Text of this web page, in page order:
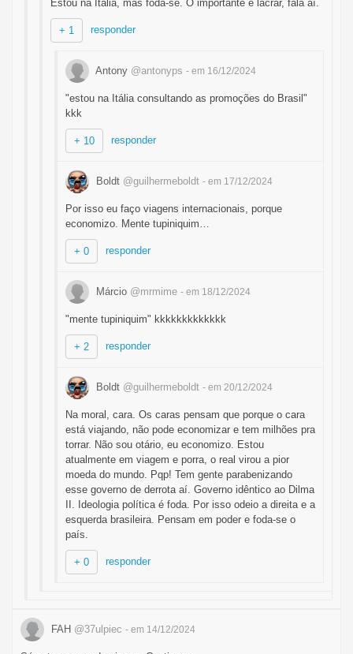
Estou na Itália, mas foda-se. O importante é lacrar, fala aí.
+ 1 responder
Antony @antonyps - em 16/12/2024
"estou na Itália consultando as promoções do Brasil"
kkk
+ 10 responder
Boldt @guilhermeboldt - em 17/12/2024
Por isso eu faço viagens internacionais, porque
economizo. Mente tupiniquim…
+ 0 responder
Márcio @mrmime - em 18/12/2024
"mente tupiniquim" kkkkkkkkkkkkk
+ 2 responder
Boldt @guilhermeboldt - em 20/12/2024
Na moral, cara. Os caras pensam que porque o cara
está viajando, não pode economizar e tem milhões pra
torrar. Não sou otário, eu economizo. Estou
atualmente em viagem e porra, o real virou a pior
moeda do mundo. Pqp! Tem gente parabenizando
esse governo de derrota aí. Governo idêntico ao Dilma
II. Ideologia política é foda. Por isso odeio a direita e a
esquerda brasileira. Pensam em poder e foda-se o
país.
+ 0 responder
FAH @37ulpiec - em 14/12/2024